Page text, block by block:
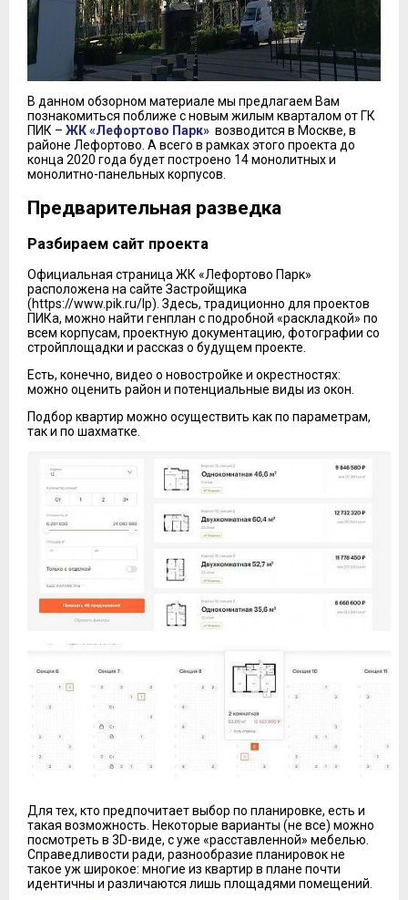
В данном обзорном материале мы предлагаем Вам
познакомиться поближе с новым жилым кварталом от ГК
ПИК – ЖК «Лефортово Парк» возводится в Москве, в
районе Лефортово. А всего в рамках этого проекта до
конца 2020 года будет построено 14 монолитных и
монолитно-панельных корпусов.
Предварительная разведка
Разбираем сайт проекта
Официальная страница ЖК «Лефортово Парк»
расположена на сайте Застройщика
(https://www.pik.ru/lp). Здесь, традиционно для проектов
ПИКа, можно найти генплан с подробной «раскладкой» по
всем корпусам, проектную документацию, фотографии со
стройплощадки и рассказ о будущем проекте.
Есть, конечно, видео о новостройке и окрестностях:
можно оценить район и потенциальные виды из окон.
Подбор квартир можно осуществить как по параметрам,
так и по шахматке.
Для тех, кто предпочитает выбор по планировке, есть и
такая возможность. Некоторые варианты (не все) можно
посмотреть в 3D-виде, с уже «расставленной» мебелью.
Справедливости ради, разнообразие планировок не
такое уж широкое: многие из квартир в плане почти
идентичны и различаются лишь площадями помещений.